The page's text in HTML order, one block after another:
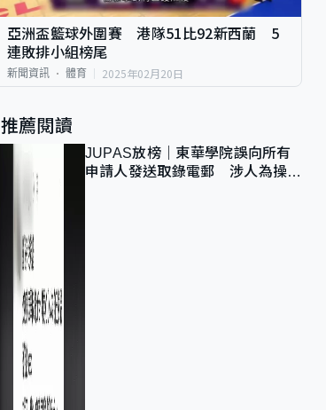
亞洲盃籃球外圍賽 港隊51比92新西蘭 5
連敗排小組榜尾
新聞資訊 體育 2025年02月20日
推薦閱讀
JUPAS放榜｜東華學院誤向所有
申請人發送取錄電郵 涉人為操作